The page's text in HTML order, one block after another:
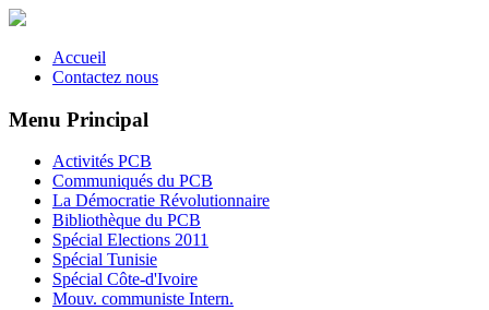
Accueil
Contactez nous
Menu Principal
Activités PCB
Communiqués du PCB
La Démocratie Révolutionnaire
Bibliothèque du PCB
Spécial Elections 2011
Spécial Tunisie
Spécial Côte-d'Ivoire
Mouv. communiste Intern.